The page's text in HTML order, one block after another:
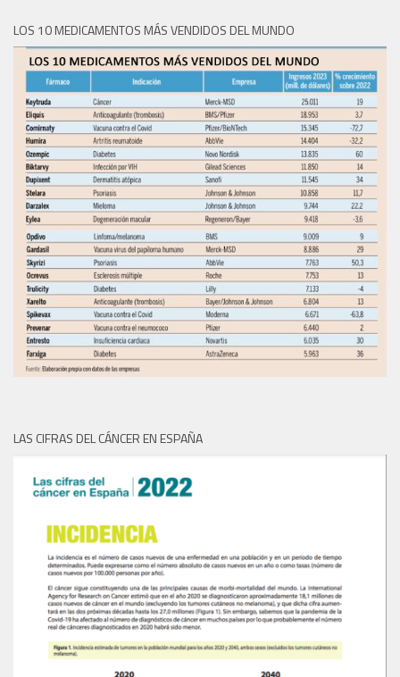
LOS 10 MEDICAMENTOS MÁS VENDIDOS DEL MUNDO
LAS CIFRAS DEL CÁNCER EN ESPAÑA